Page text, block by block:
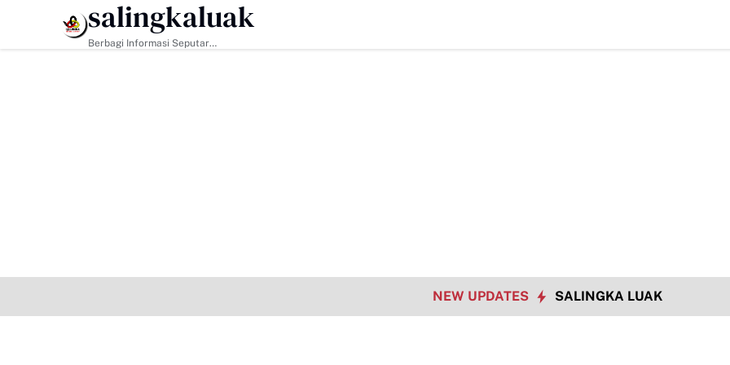
HEADLINE
salingkaluak
Berbagi Informasi Seputar
NEW UPDATES SALINGKA LUAK